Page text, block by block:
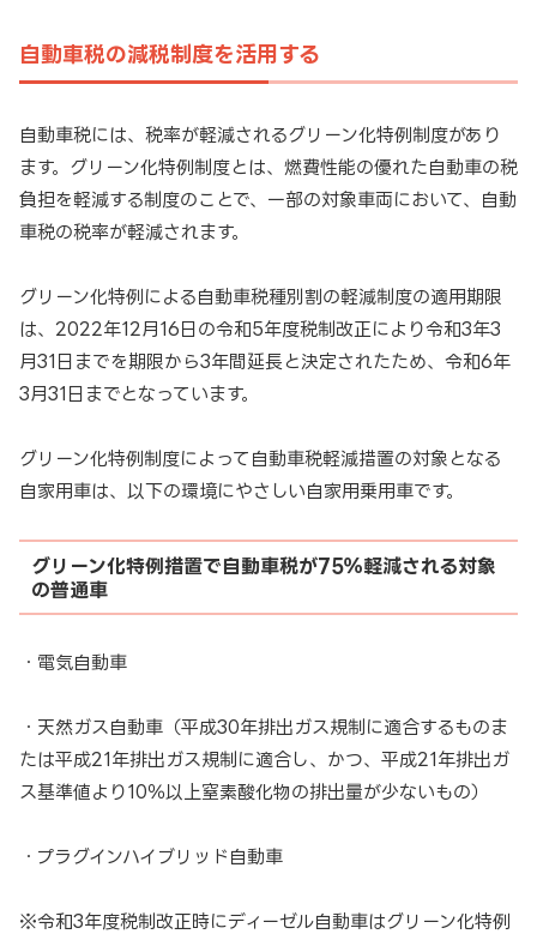
自動車税の減税制度を活用する
自動車税には、税率が軽減されるグリーン化特例制度があり
ます。グリーン化特例制度とは、燃費性能の優れた自動車の税
負担を軽減する制度のことで、一部の対象車両において、自動
車税の税率が軽減されます。
グリーン化特例による自動車税種別割の軽減制度の適用期限
は、2022年12月16日の令和5年度税制改正により令和3年3
月31日までを期限から3年間延長と決定されたため、令和6年
3月31日までとなっています。
グリーン化特例制度によって自動車税軽減措置の対象となる
自家用車は、以下の環境にやさしい自家用乗用車です。
グリーン化特例措置で自動車税が75％軽減される対象
の普通車
・電気自動車
・天然ガス自動車（平成30年排出ガス規制に適合するものま
たは平成21年排出ガス規制に適合し、かつ、平成21年排出ガ
ス基準値より10％以上窒素酸化物の排出量が少ないもの）
・プラグインハイブリッド自動車
※令和3年度税制改正時にディーゼル自動車はグリーン化特例